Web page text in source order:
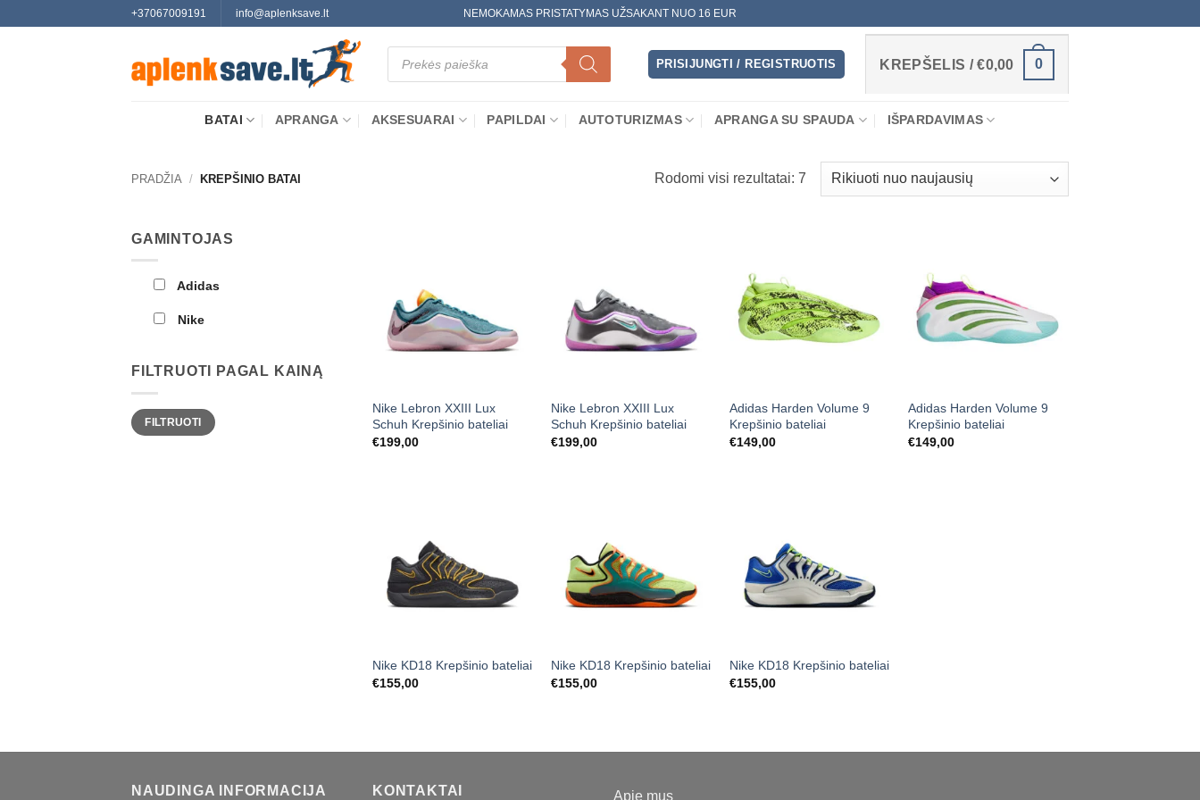
+37067009191 info@aplenksave.lt NEMOKAMAS PRISTATYMAS UŽSAKANT NUO 16 EUR
Products
search
PRISIJUNGTI / REGISTRUOTIS KREPŠELIS /€0,00 0
BATAI APRANGA AKSESUARAI PAPILDAI AUTOTURIZMAS APRANGA SU SPAUDA IŠPARDAVIMAS
PRADŽIA / KREPŠINIO BATAI Rodomi visi rezultatai: 7Rūšiuojama
pagal
GAMINTOJAS
Adidas
Nike
FILTRUOTI PAGAL KAINĄ
Min
kaina
Maks
kainaFILTRUOTI
Nike Lebron XXIII Lux
Schuh Krepšinio bateliai
€199,00
Nike Lebron XXIII Lux
Schuh Krepšinio bateliai
€199,00
Adidas Harden Volume 9
Krepšinio bateliai
€149,00
Adidas Harden Volume 9
Krepšinio bateliai
€149,00
Nike KD18 Krepšinio bateliai
€155,00
Nike KD18 Krepšinio bateliai
€155,00
Nike KD18 Krepšinio bateliai
€155,00
NAUDINGA INFORMACIJA KONTAKTAI Apie mus